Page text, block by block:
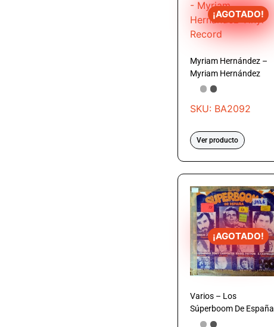
¡AGOTADO!
Myriam Hernández –
Myriam Hernández
SKU: BA2092
Ver producto
¡AGOTADO!
Varios – Los
Súperboom De España